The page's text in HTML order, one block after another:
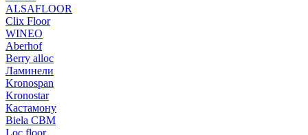
ALSAFLOOR
Clix Floor
WINEO
Aberhof
Berry alloc
Ламинели
Kronospan
Kronostar
Кастамону
Biela CBM
Loc floor